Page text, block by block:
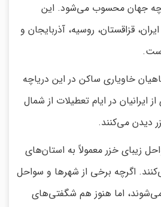
جهان محسوب می‌شود. این
قزاقستان، روسیه، آذربایجان و
خاویاری ساکن در این دریاچه
در ایام تعطیلات از شمال
دیدن می‌کنند.
زیبای خزر معمولاً به استان‌های
اگرچه برخی از شهرها و سواحل
اما هنوز هم شگفتی‌های